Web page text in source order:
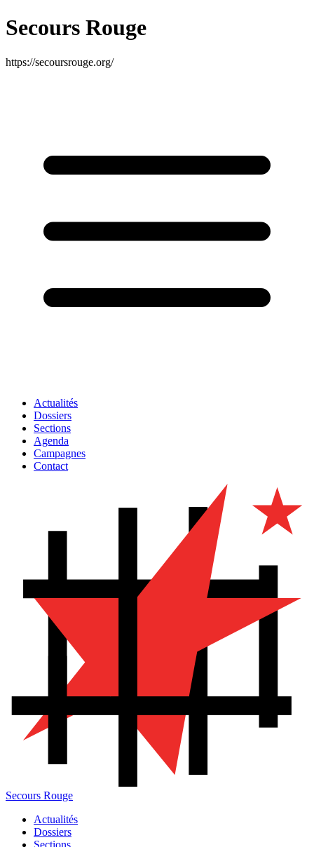
Secours Rouge
https://secoursrouge.org/
Actualités
Dossiers
Sections
Agenda
Campagnes
Contact
Secours Rouge
Actualités
Dossiers
Sections